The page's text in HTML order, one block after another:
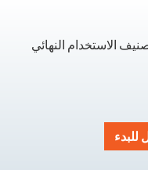
الاستخدام النهائي
للبدء